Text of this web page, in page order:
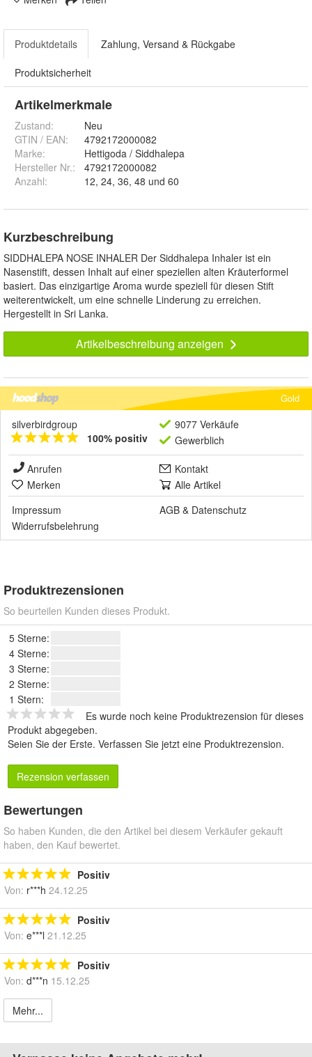
Produktdetails Zahlung, Versand & Rückgabe
Produktsicherheit
Artikelmerkmale
Zustand:
Neu
GTIN / EAN:
4792172000082
Marke:
Hettigoda / Siddhalepa
Hersteller Nr.:
4792172000082
Anzahl: 12, 24, 36, 48 und 60
Kurzbeschreibung
SIDDHALEPA NOSE INHALER Der Siddhalepa Inhaler ist ein
Nasenstift, dessen Inhalt auf einer speziellen alten Kräuterformel
basiert. Das einzigartige Aroma wurde speziell für diesen Stift
weiterentwickelt, um eine schnelle Linderung zu erreichen.
Hergestellt in Sri Lanka.
Artikelbeschreibung anzeigen
Gold
silverbirdgroup
100% positiv
9077 Verkäufe
Gewerblich
Anrufen
Kontakt
Merken
Alle Artikel
Impressum
AGB & Datenschutz
Widerrufsbelehrung
Produktrezensionen
So beurteilen Kunden dieses Produkt.
5 Sterne:
4 Sterne:
3 Sterne:
2 Sterne:
1 Stern:
Es wurde noch keine Produktrezension für dieses
Produkt abgegeben.
Seien Sie der Erste. Verfassen Sie jetzt eine Produktrezension.
Rezension verfassen
Bewertungen
So haben Kunden, die den Artikel bei diesem Verkäufer gekauft
haben, den Kauf bewertet.
Positiv
Von: r***h 24.12.25
Positiv
Von: e***l 21.12.25
Positiv
Von: d***n 15.12.25
Mehr...